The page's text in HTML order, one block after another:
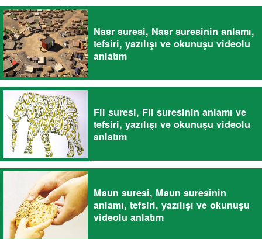
Nasr suresi, Nasr suresinin anlamı,
tefsiri, yazılışı ve okunuşu videolu
anlatım
Fil suresi, Fil suresinin anlamı ve
tefsiri, yazılışı ve okunuşu videolu
anlatım
Maun suresi, Maun suresinin
anlamı, tefsiri, yazılışı ve okunuşu
videolu anlatım